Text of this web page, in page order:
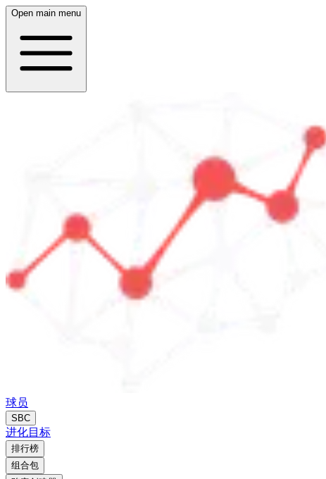
Open main menu
球员
SBC
进化目标
排行榜
组合包